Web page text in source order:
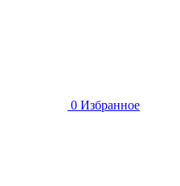
0 Избранное